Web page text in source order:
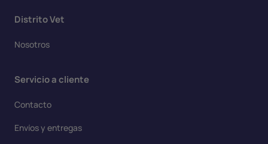
Distrito Vet
Nosotros
Servicio a cliente
Contacto
Envíos y entregas